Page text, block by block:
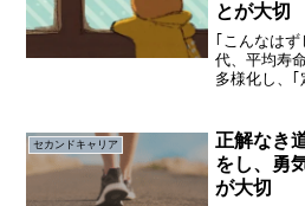
とが大切
｢こんなは
代、平均寿
多様化し、｢
つながり｣
えています
セカンドキャリア
正解なき
をし、勇
が大切